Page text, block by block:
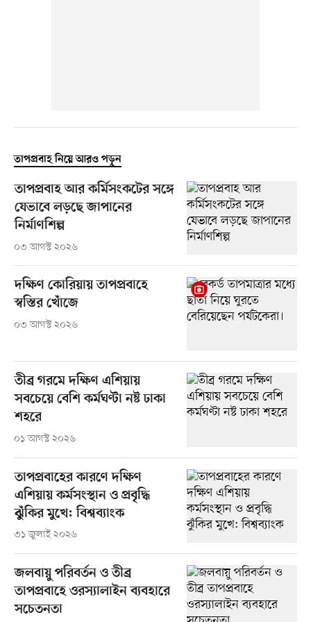
তাপপ্রবাহ নিয়ে আরও পড়ুন
তাপপ্রবাহ আর কর্মিসংকটের সঙ্গে
যেভাবে লড়ছে জাপানের
নির্মাণশিল্প
০৩ আগস্ট ২০২৬
দক্ষিণ কোরিয়ায় তাপপ্রবাহে
স্বস্তির খোঁজে
০৩ আগস্ট ২০২৬
তীব্র গরমে দক্ষিণ এশিয়ায়
সবচেয়ে বেশি কর্মঘণ্টা নষ্ট ঢাকা
শহরে
০১ আগস্ট ২০২৬
তাপপ্রবাহের কারণে দক্ষিণ
এশিয়ায় কর্মসংস্থান ও প্রবৃদ্ধি
ঝুঁকির মুখে: বিশ্বব্যাংক
৩১ জুলাই ২০২৬
জলবায়ু পরিবর্তন ও তীব্র
তাপপ্রবাহে ওরস্যালাইন ব্যবহারে
সচেতনতা